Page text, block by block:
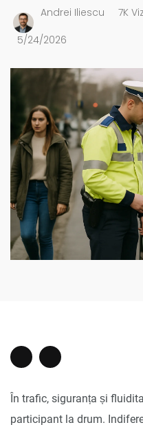
Andrei Iliescu 7K
5/24/2026
În trafic, siguranța și
participant la drum.